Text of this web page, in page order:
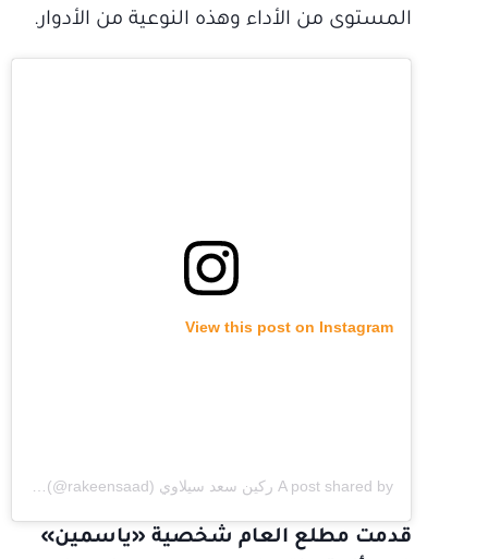
المستوى من الأداء وهذه النوعية من الأدوار.
View this post on Instagram
A post shared by ركين سعد سيلاوي Rakeen Saad (@rakeensaad)
قدمت مطلع العام شخصية «ياسمين»